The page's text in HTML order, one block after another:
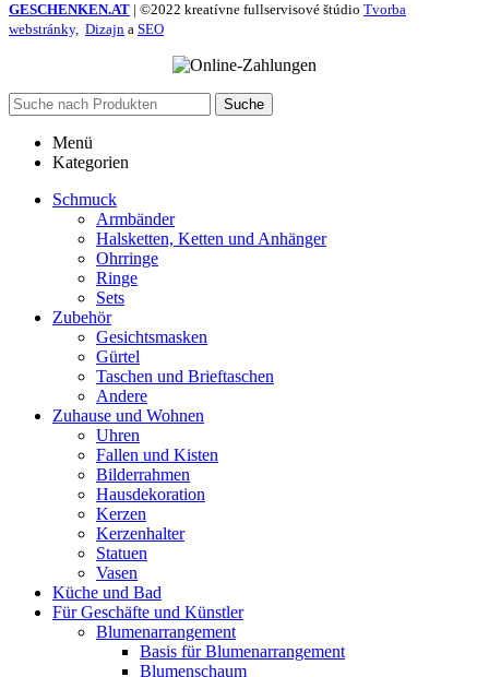
GESCHENKEN.AT | ©2022 kreatívne fullservisové štúdio Tvorba
webstránky, Dizajn a SEO
Suche
Menü
Kategorien
Schmuck
Armbänder
Halsketten, Ketten und Anhänger
Ohrringe
Ringe
Sets
Zubehör
Gesichtsmasken
Gürtel
Taschen und Brieftaschen
Andere
Zuhause und Wohnen
Uhren
Fallen und Kisten
Bilderrahmen
Hausdekoration
Kerzen
Kerzenhalter
Statuen
Vasen
Küche und Bad
Für Geschäfte und Künstler
Blumenarrangement
Basis für Blumenarrangement
Blumenschaum